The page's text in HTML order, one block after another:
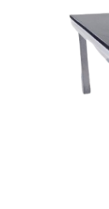
Offerte aanvraag